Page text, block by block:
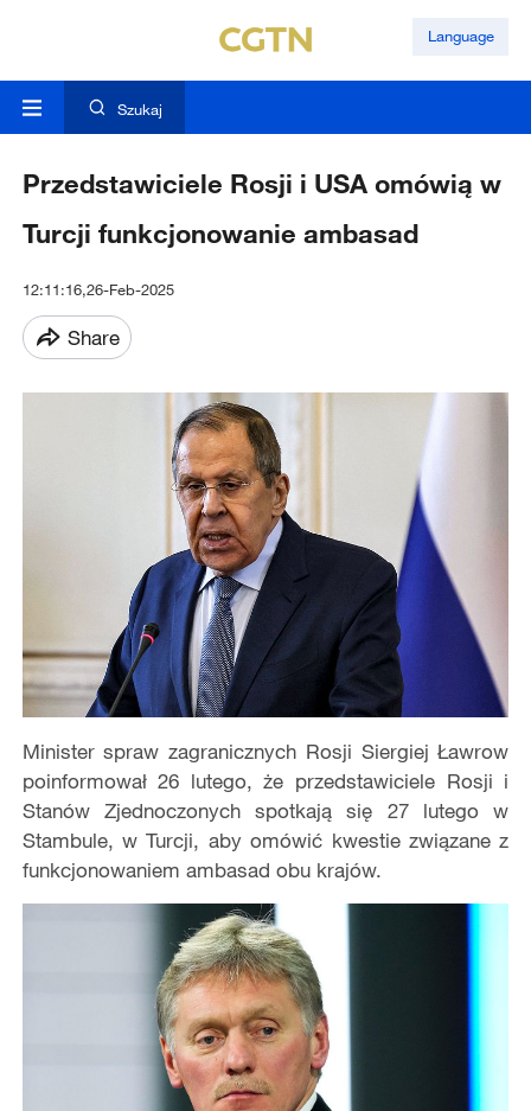
Language
Szukaj
Przedstawiciele Rosji i USA omówią w
Turcji funkcjonowanie ambasad
12:11:16,26-Feb-2025
Share
Minister spraw zagranicznych Rosji Siergiej Ławrow
poinformował 26 lutego, że przedstawiciele Rosji i
Stanów Zjednoczonych spotkają się 27 lutego w
Stambule, w Turcji, aby omówić kwestie związane z
funkcjonowaniem ambasad obu krajów.